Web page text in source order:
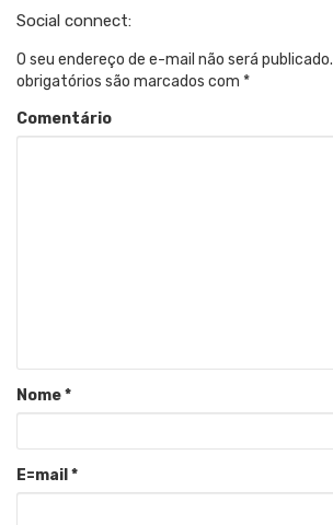
Social connect:
O seu endereço de e-mail não será publicado.
obrigatórios são marcados com *
Comentário
Nome*
E=mail *